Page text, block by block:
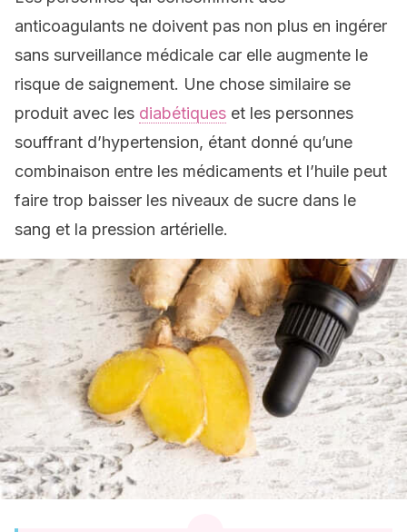
anticoagulants ne doivent pas non plus en ingérer
sans surveillance médicale car elle augmente le
risque de saignement. Une chose similaire se
produit avec les diabétiques et les personnes
souffrant d’hypertension, étant donné qu’une
combinaison entre les médicaments et l’huile peut
faire trop baisser les niveaux de sucre dans le
sang et la pression artérielle.